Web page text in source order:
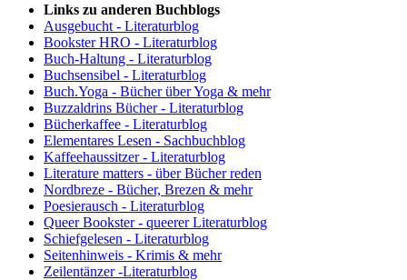
Links zu anderen Buchblogs
Ausgebucht - Literaturblog
Bookster HRO - Literaturblog
Buch-Haltung - Literaturblog
Buchsensibel - Literaturblog
Buch.Yoga - Bücher über Yoga & mehr
Buzzaldrins Bücher - Literaturblog
Bücherkaffee - Literaturblog
Elementares Lesen - Sachbuchblog
Kaffeehaussitzer - Literaturblog
Literature matters - über Bücher reden
Nordbreze - Bücher, Brezen & mehr
Poesierausch - Literaturblog
Queer Bookster - queerer Literaturblog
Schiefgelesen - Literaturblog
Seitenhinweis - Krimis & mehr
Zeilentänzer -Literaturblog